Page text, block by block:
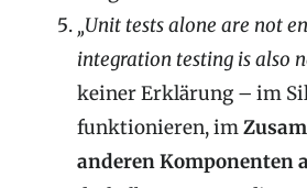
„Unit tests alone are not
integration testing is also
keiner Erklärung – im
funktionieren, im
anderen Komponenten